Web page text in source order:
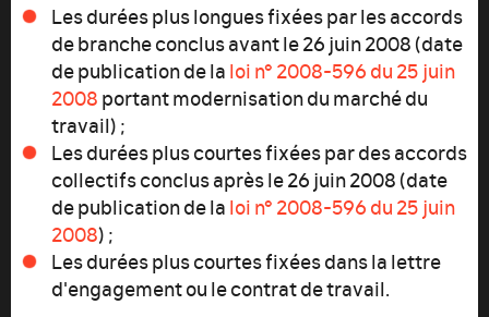
Les durées plus longues fixées par les accords
de branche conclus avant le 26 juin 2008 (date
de publication de laloi n° 2008-596 du 25 juin
2008portant modernisation du marché du
travail) ;
Les durées plus courtes fixées par des accords
collectifs conclus après le 26 juin 2008 (date
de publication de laloi n° 2008-596 du 25 juin
2008) ;
Les durées plus courtes fixées dans la lettre
d'engagement ou le contrat de travail.